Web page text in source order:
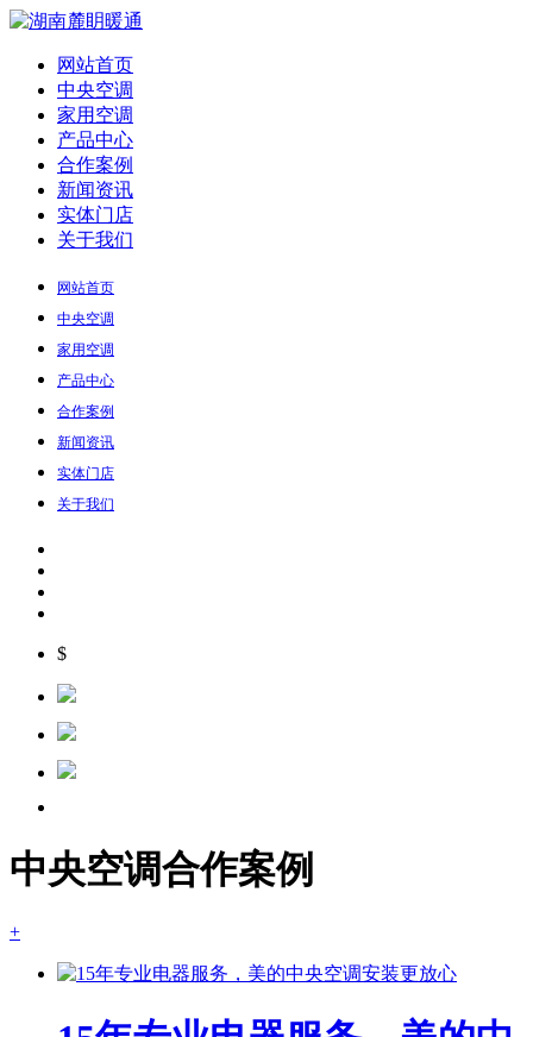
网站首页
中央空调
家用空调
产品中心
合作案例
新闻资讯
实体门店
关于我们
网站首页
中央空调
家用空调
产品中心
合作案例
新闻资讯
实体门店
关于我们
$
中央空调合作案例
+